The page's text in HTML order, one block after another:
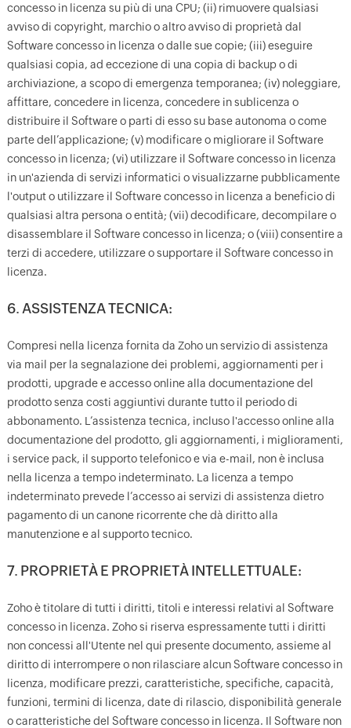
concesso in licenza su più di una CPU; (ii) rimuovere qualsiasi
avviso di copyright, marchio o altro avviso di proprietà dal
Software concesso in licenza o dalle sue copie; (iii) eseguire
qualsiasi copia, ad eccezione di una copia di backup o di
archiviazione, a scopo di emergenza temporanea; (iv) noleggiare,
affittare, concedere in licenza, concedere in sublicenza o
distribuire il Software o parti di esso su base autonoma o come
parte dell’applicazione; (v) modificare o migliorare il Software
concesso in licenza; (vi) utilizzare il Software concesso in licenza
in un'azienda di servizi informatici o visualizzarne pubblicamente
l'output o utilizzare il Software concesso in licenza a beneficio di
qualsiasi altra persona o entità; (vii) decodificare, decompilare o
disassemblare il Software concesso in licenza; o (viii) consentire a
terzi di accedere, utilizzare o supportare il Software concesso in
licenza.
6. ASSISTENZA TECNICA:
Compresi nella licenza fornita da Zoho un servizio di assistenza
via mail per la segnalazione dei problemi, aggiornamenti per i
prodotti, upgrade e accesso online alla documentazione del
prodotto senza costi aggiuntivi durante tutto il periodo di
abbonamento. L’assistenza tecnica, incluso l'accesso online alla
documentazione del prodotto, gli aggiornamenti, i miglioramenti,
i service pack, il supporto telefonico e via e-mail, non è inclusa
nella licenza a tempo indeterminato. La licenza a tempo
indeterminato prevede l’accesso ai servizi di assistenza dietro
pagamento di un canone ricorrente che dà diritto alla
manutenzione e al supporto tecnico.
7. PROPRIETÀ E PROPRIETÀ INTELLETTUALE:
Zoho è titolare di tutti i diritti, titoli e interessi relativi al Software
concesso in licenza. Zoho si riserva espressamente tutti i diritti
non concessi all'Utente nel qui presente documento, assieme al
diritto di interrompere o non rilasciare alcun Software concesso in
licenza, modificare prezzi, caratteristiche, specifiche, capacità,
funzioni, termini di licenza, date di rilascio, disponibilità generale
o caratteristiche del Software concesso in licenza. Il Software non